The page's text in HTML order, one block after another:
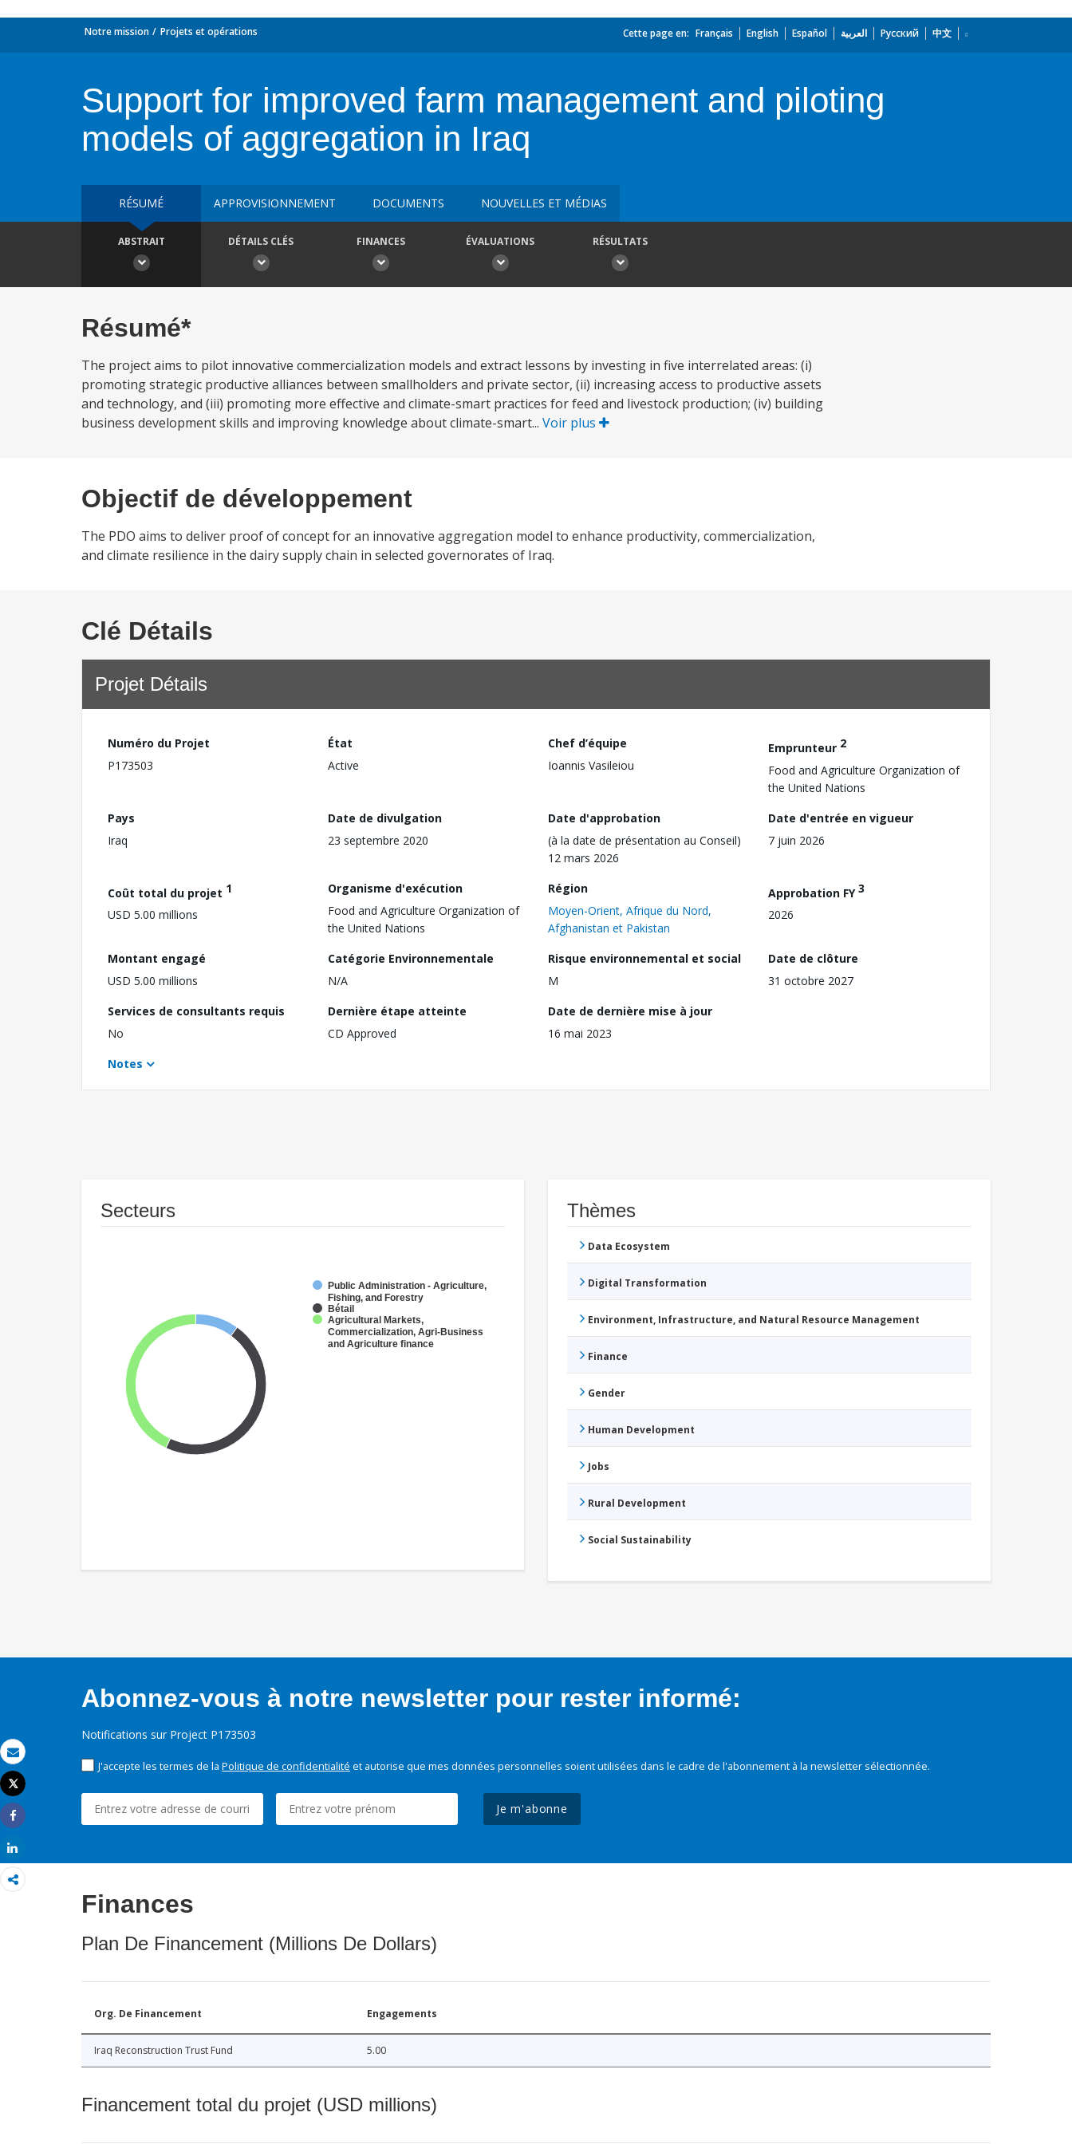
Email
Imprimer
Tweet
Share
Notre mission Projets et opérations Cette page en: Français English Español العربية Русский 中文
Support for improved farm management and piloting
models of aggregation in Iraq
RÉSUMÉ APPROVISIONNEMENT DOCUMENTS NOUVELLES ET MÉDIAS
ABSTRAIT DÉTAILS CLÉS FINANCES ÉVALUATIONS RÉSULTATS
Résumé*
The project aims to pilot innovative commercialization models and extract lessons by investing in five interrelated areas: (i)
promoting strategic productive alliances between smallholders and private sector, (ii) increasing access to productive assets
and technology, and (iii) promoting more effective and climate-smart practices for feed and livestock production; (iv) building
business development skills and improving knowledge about climate-smart... Voir plus
Objectif de développement
The PDO aims to deliver proof of concept for an innovative aggregation model to enhance productivity, commercialization,
and climate resilience in the dairy supply chain in selected governorates of Iraq.
Clé Détails
Projet Détails
Numéro du Projet
P173503
État
Active
Chef d’équipe
Ioannis Vasileiou
Emprunteur 2
Food and Agriculture Organization of
the United Nations
Pays
Iraq
Date de divulgation
23 septembre 2020
Date d'approbation
(à la date de présentation au Conseil)
12 mars 2026
Date d'entrée en vigueur
7 juin 2026
Coût total du projet 1
USD 5.00 millions
Organisme d'exécution
Food and Agriculture Organization of
the United Nations
Région
Moyen-Orient, Afrique du Nord,
Afghanistan et Pakistan
Approbation FY3
2026
Montant engagé
USD 5.00 millions
Catégorie Environnementale
N/A
Risque environnemental et social
M
Date de clôture
31 octobre 2027
Services de consultants requis
No
Dernière étape atteinte
CD Approved
Date de dernière mise à jour
16 mai 2023
Notes
Secteurs
Public Administration - Agriculture,
Fishing, and Forestry
Bétail
Agricultural Markets,
Commercialization, Agri-Business
and Agriculture finance
Thèmes
Data Ecosystem
Digital Transformation
Environment, Infrastructure, and Natural Resource Management
Finance
Gender
Human Development
Jobs
Rural Development
Social Sustainability
Abonnez-vous à notre newsletter pour rester informé:
Notifications sur Project P173503
J'accepte les termes de la Politique de confidentialité et autorise que mes données personnelles soient utilisées dans le cadre de l'abonnement à la newsletter sélectionnée.
Je m'abonne
Finances
Plan De Financement (Millions De Dollars)
Org. De Financement Engagements
Iraq Reconstruction Trust Fund 5.00
Financement total du projet (USD millions)